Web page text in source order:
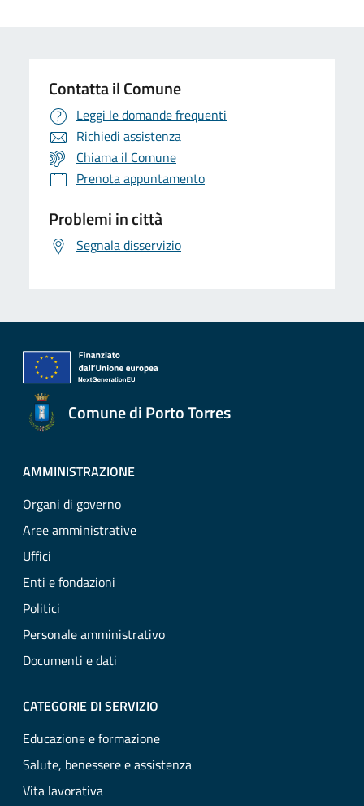
Contatta il Comune
Leggi le domande frequenti
Richiedi assistenza
Chiama il Comune
Prenota appuntamento
Problemi in città
Segnala disservizio
Comune di Porto Torres
AMMINISTRAZIONE
Organi di governo
Aree amministrative
Uffici
Enti e fondazioni
Politici
Personale amministrativo
Documenti e dati
CATEGORIE DI SERVIZIO
Educazione e formazione
Salute, benessere e assistenza
Vita lavorativa